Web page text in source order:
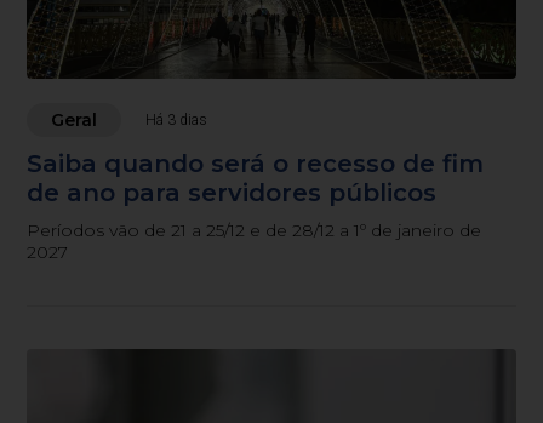
Geral Há 3 dias
Saiba quando será o recesso de fim
de ano para servidores públicos
Períodos vão de 21 a 25/12 e de 28/12 a 1º de janeiro de
2027